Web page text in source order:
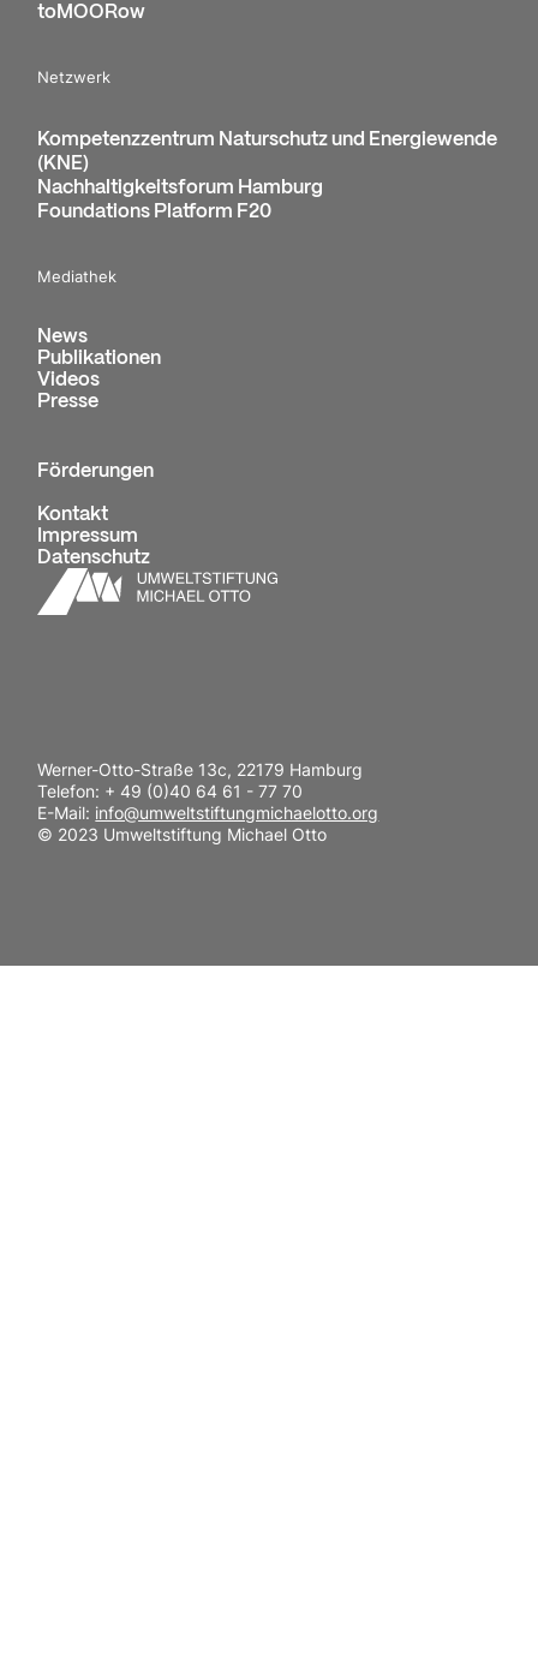
Werner-Otto-Straße 13c, 22179 Hamburg
Telefon: + 49 (0)40 64 61 - 77 70
E-Mail: info@umweltstiftungmichaelotto.org
© 2023 Umweltstiftung Michael Otto
toMOORow
Netzwerk
Kompetenzzentrum Naturschutz und Energiewende
(KNE)
Nachhaltigkeitsforum Hamburg
Foundations Platform F20
Mediathek
News
Publikationen
Videos
Presse
Förderungen
Kontakt
Impressum
Datenschutz